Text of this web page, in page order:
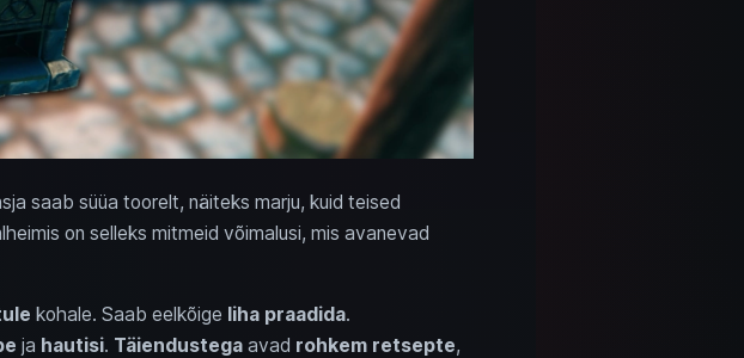
saab süüa toorelt, näiteks marju, kuid teised
on selleks mitmeid võimalusi, mis avanevad
kohale. Saab eelkõige liha praadida.
ja hautisi. Täiendustegaavad rohkem retsepte,